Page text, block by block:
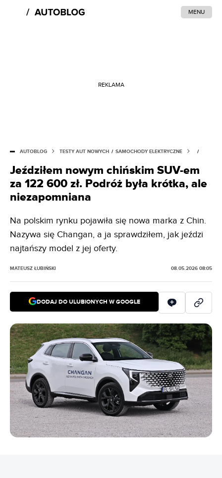
MENU
REKLAMA
AUTOBLOG TESTY AUT NOWYCH / SAMOCHODY ELEKTRYCZNE /
Jeździłem nowym chińskim SUV-em
za 122 600 zł. Podróż była krótka, ale
niezapomniana
Na polskim rynku pojawiła się nowa marka z Chin.
Nazywa się Changan, a ja sprawdziłem, jak jeździ
najtańszy model z jej oferty.
MATEUSZ ŁUBIŃSKI 08.05.2026 08:05
DODAJ DO ULUBIONYCH W GOOGLE